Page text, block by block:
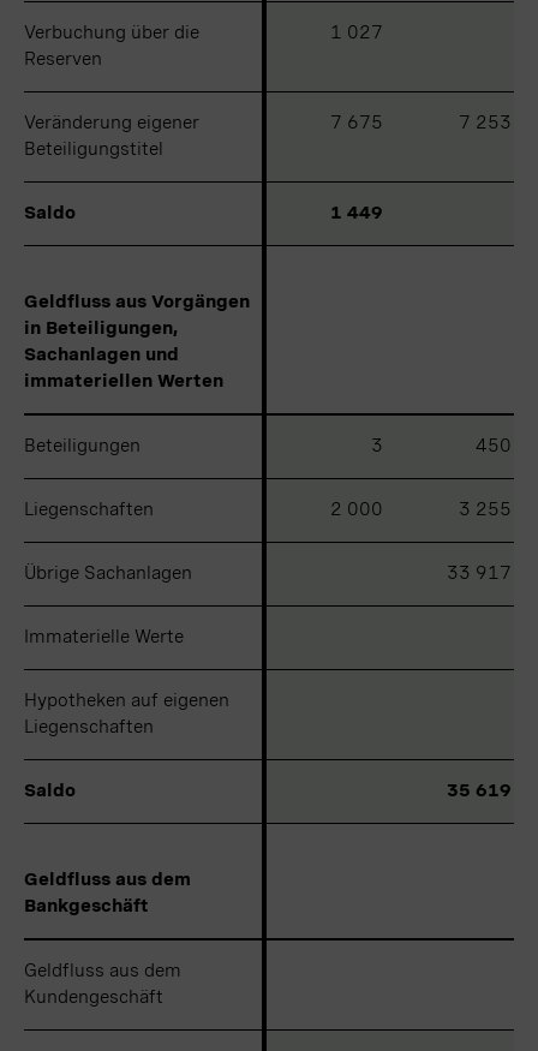
Verbuchung über die
Reserven
1 027
Veränderung eigener
Beteiligungstitel
7 675 7 253
Saldo 1 449
Geldfluss aus Vorgängen
in Beteiligungen,
Sachanlagen und
immateriellen Werten
Beteiligungen 3 450
Liegenschaften 2 000 3 255
Übrige Sachanlagen 33 917
Immaterielle Werte
Hypotheken auf eigenen
Liegenschaften
Saldo 35 619
Geldfluss aus dem
Bankgeschäft
Geldfluss aus dem
Kundengeschäft
Verbuchung über die
Reserven
Veränderung eigener
Beteiligungstitel
Saldo
Geldfluss aus Vorgängen
in Beteiligungen,
Sachanlagen und
immateriellen Werten
Beteiligungen
Liegenschaften
Übrige Sachanlagen
Immaterielle Werte
Hypotheken auf eigenen
Liegenschaften
Saldo
Geldfluss aus dem
Bankgeschäft
Geldfluss aus dem
Kundengeschäft